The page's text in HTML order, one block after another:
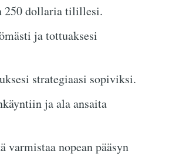
250 dollaria tilillesi.
ja tottuaksesi
strategiaasi sopiviksi.
ja ala ansaita
varmistaa nopean pääsyn